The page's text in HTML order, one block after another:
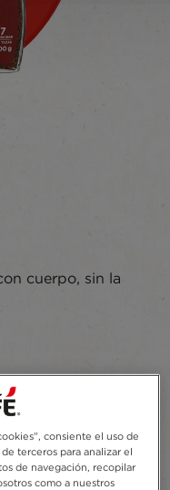
cuerpo, sin la
consiente el uso de
terceros para analizar el
de navegación, recopilar
como a nuestros